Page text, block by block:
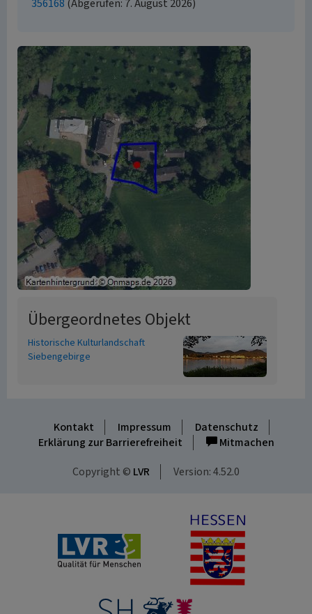
356168 (Abgerufen: 7. August 2026)
Übergeordnetes Objekt
Historische Kulturlandschaft
Siebengebirge
Kontakt Impressum
Datenschutz
Erklärung zur Barrierefreiheit
Mitmachen
Copyright © LVR Version: 4.52.0